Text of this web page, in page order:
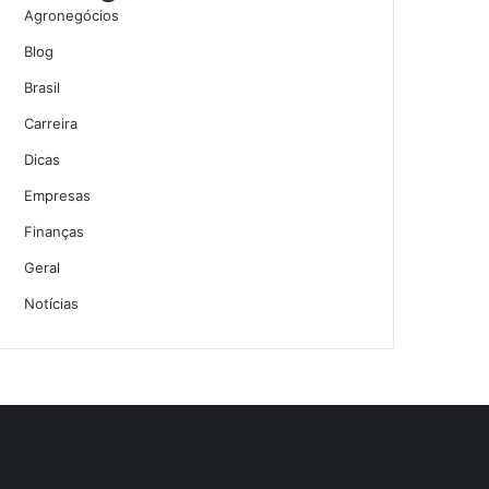
Agronegócios
Blog
Brasil
Carreira
Dicas
Empresas
Finanças
Geral
Notícias